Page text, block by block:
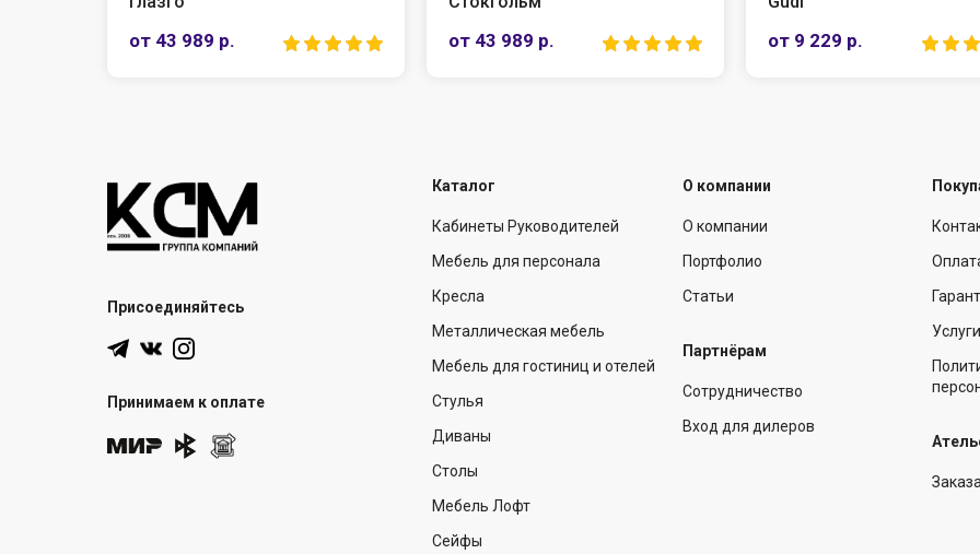
от 43 989 р. от 43 989 р. от 9 229 р.
Присоединяйтесь
Принимаем к оплате
Каталог
Кабинеты Руководителей
Мебель для персонала
Кресла
Металлическая мебель
Мебель для гостиниц и отелей
Стулья
Диваны
Столы
Мебель Лофт
Сейфы
О компании
О компании
Портфолио
Статьи
Партнёрам
Сотрудничество
Вход для дилеров
Услуги